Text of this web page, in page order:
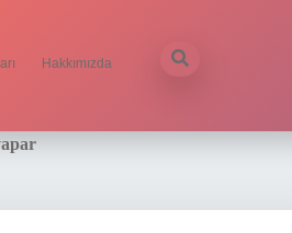
Hakkımızda